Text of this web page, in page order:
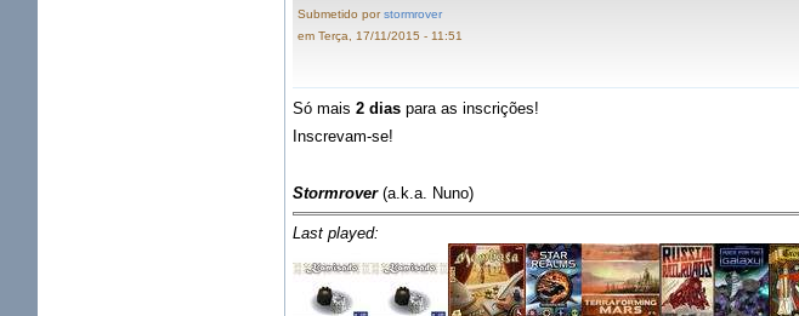
Submetido porstormrover
em Terça, 17/11/2015 - 11:51
Só mais2 dias para as inscrições!
Inscrevam-se!
Stormrover(a.k.a. Nuno)
Last played: